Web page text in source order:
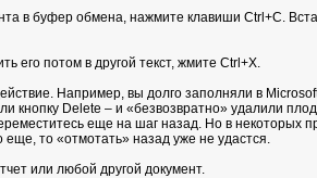
в буфер обмена, нажмите клавиши Ctrl+C.
его потом в другой текст, жмите Ctrl+X.
Например, вы долго заполняли в
кнопку Delete – и «безвозвратно» удалили
еще на шаг назад. Но в некоторых
то «отмотать» назад уже не удастся.
или любой другой документ.